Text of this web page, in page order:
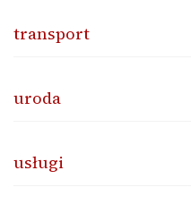
transport
uroda
usługi